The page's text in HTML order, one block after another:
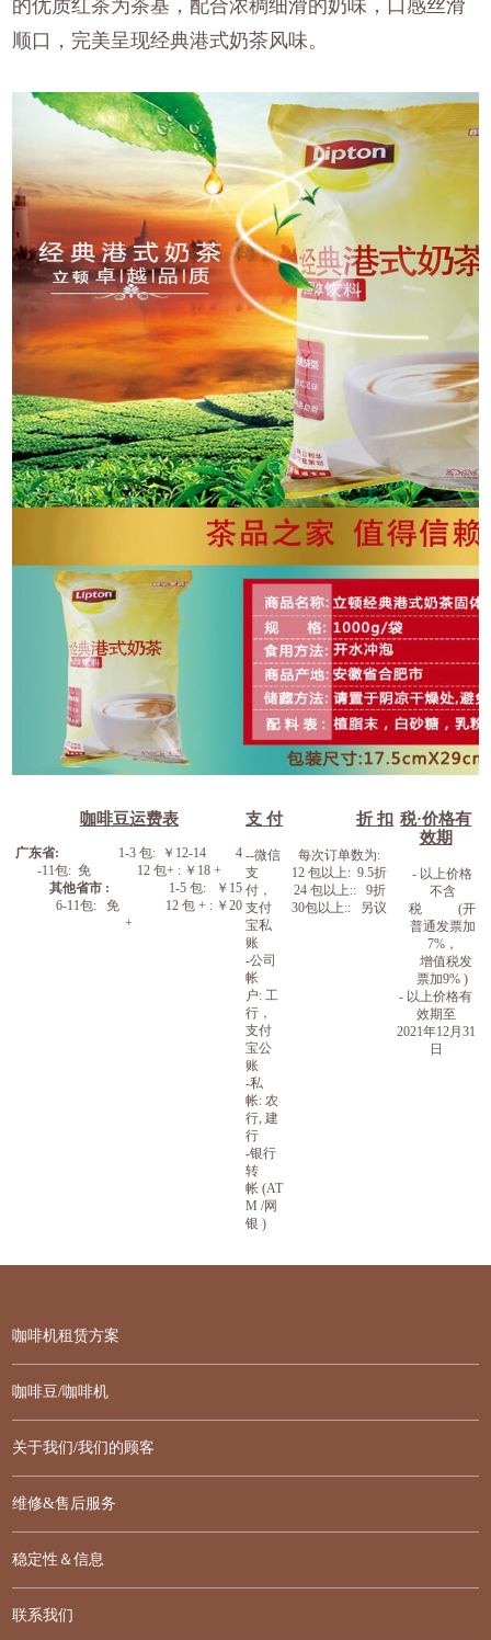
的优质红茶为茶基，配合浓稠细滑的奶味，口感丝滑
顺口，完美呈现经典港式奶茶风味。
咖啡豆运费表
广东省: 1-3包: ￥ 12-14 4
-11包: 免12 包+ : ￥ 18+
其他省市: 1-5 包: ￥ 15
6-11包: 免12 包+ : ￥ 20
+
支 付
--微信
支
付，
支付
宝私
账
-公司
帐
户: 工
行，
支付
宝公
账
-私
帐: 农
行, 建
行
-银行
转
帐 (AT
M /网
银 )
折 扣
每次订单数为:
12包以上: 9.5折
24 包以上:: 9折
30包以上:: 另议
税·价格有
效期
- 以上价格
不含
税 (开
普通发票加
7%，
增值税发
票加9% )
- 以上价格有
效期至
2021年12月31
日
咖啡机租赁方案
咖啡豆/咖啡机
关于我们/我们的顾客
维修&售后服务
稳定性＆信息
联系我们